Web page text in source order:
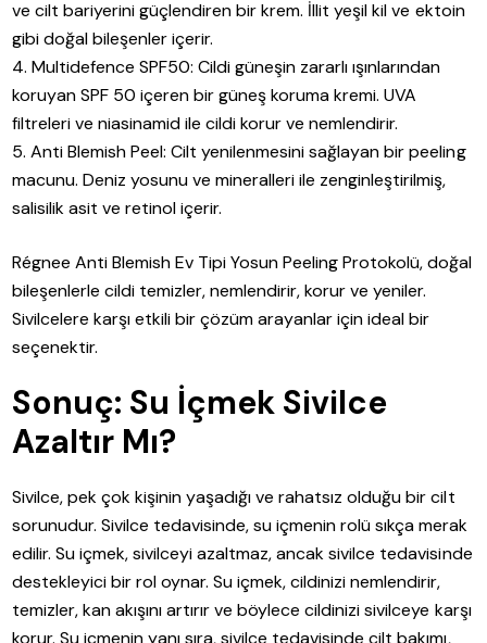
ve cilt bariyerini güçlendiren bir krem. İllit yeşil kil ve ektoin
gibi doğal bileşenler içerir.
Multidefence SPF50: Cildi güneşin zararlı ışınlarından
koruyan SPF 50 içeren bir güneş koruma kremi. UVA
filtreleri ve niasinamid ile cildi korur ve nemlendirir.
Anti Blemish Peel: Cilt yenilenmesini sağlayan bir peeling
macunu. Deniz yosunu ve mineralleri ile zenginleştirilmiş,
salisilik asit ve retinol içerir.
Régnee Anti Blemish Ev Tipi Yosun Peeling Protokolü, doğal
bileşenlerle cildi temizler, nemlendirir, korur ve yeniler.
Sivilcelere karşı etkili bir çözüm arayanlar için ideal bir
seçenektir.
Sonuç: Su İçmek Sivilce
Azaltır Mı?
Sivilce, pek çok kişinin yaşadığı ve rahatsız olduğu bir cilt
sorunudur. Sivilce tedavisinde, su içmenin rolü sıkça merak
edilir. Su içmek, sivilceyi azaltmaz, ancak sivilce tedavisinde
destekleyici bir rol oynar. Su içmek, cildinizi nemlendirir,
temizler, kan akışını artırır ve böylece cildinizi sivilceye karşı